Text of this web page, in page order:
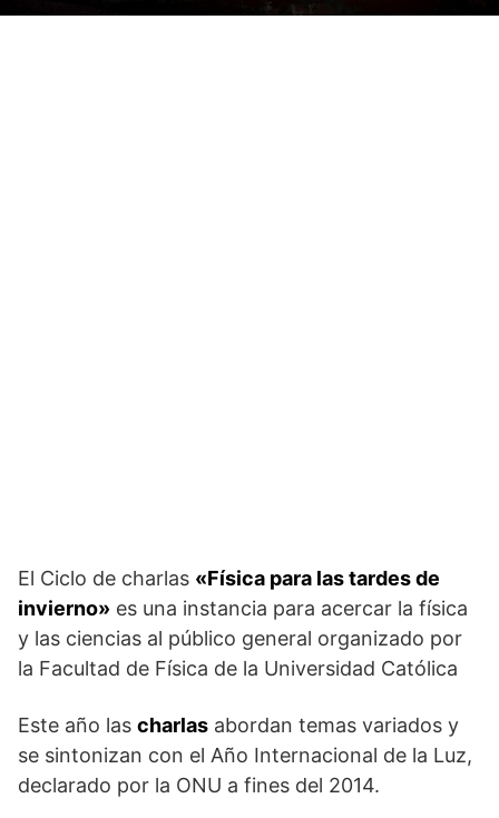
El Ciclo de charlas «Física para las tardes de
invierno» es una instancia para acercar la física
y las ciencias al público general organizado por
la Facultad de Física de la Universidad Católica
Este año las charlas abordan temas variados y
se sintonizan con el Año Internacional de la Luz,
declarado por la ONU a fines del 2014.